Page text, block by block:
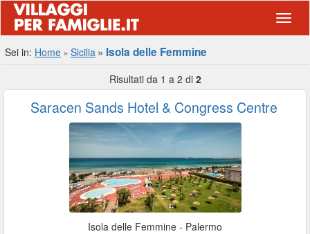
Sei in: Home Sicilia Isola delle Femmine
Risultati da 1 a 2 di 2
Saracen Sands Hotel & Congress Centre
Isola delle Femmine - Palermo